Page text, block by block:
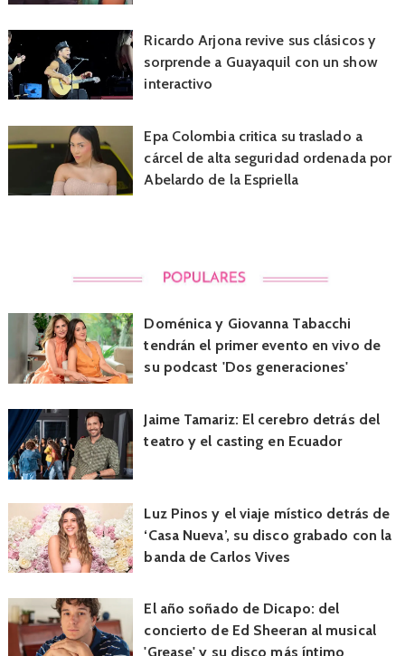
Ricardo Arjona revive sus clásicos y
sorprende a Guayaquil con un show
interactivo
Epa Colombia critica su traslado a
cárcel de alta seguridad ordenada por
Abelardo de la Espriella
Doménica y Giovanna Tabacchi
tendrán el primer evento en vivo de
su podcast 'Dos generaciones'
Jaime Tamariz: El cerebro detrás del
teatro y el casting en Ecuador
Luz Pinos y el viaje místico detrás de
‘Casa Nueva’, su disco grabado con la
banda de Carlos Vives
El año soñado de Dicapo: del
concierto de Ed Sheeran al musical
'Grease' y su disco más íntimo